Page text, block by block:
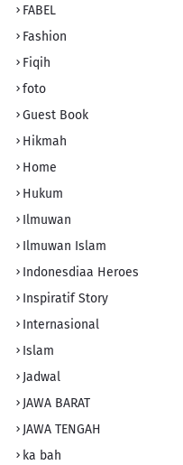
FABEL
Fashion
Fiqih
foto
Guest Book
Hikmah
Home
Hukum
Ilmuwan
Ilmuwan Islam
Indonesdiaa Heroes
Inspiratif Story
Internasional
Islam
Jadwal
JAWA BARAT
JAWA TENGAH
ka bah